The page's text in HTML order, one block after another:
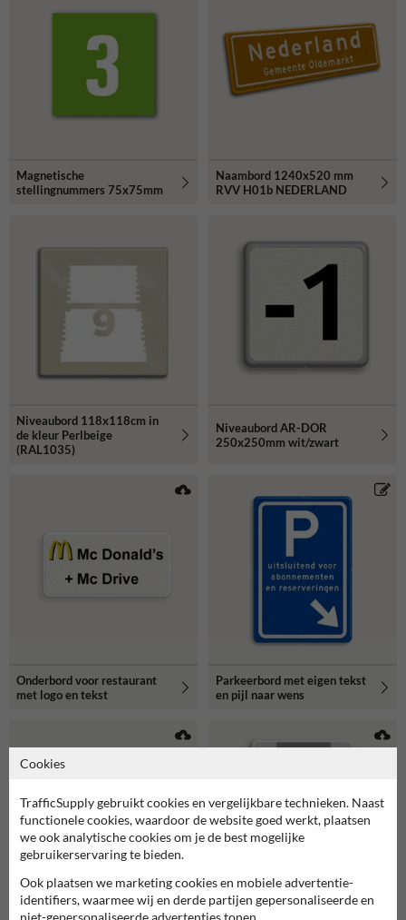
Magnetische
stellingnummers 75x75mm
Naambord 1240x520 mm
RVV H01b NEDERLAND
Niveaubord 118x118cm in
de kleur Perlbeige
(RAL1035)
Niveaubord AR-DOR
250x250mm wit/zwart
Onderbord voor restaurant
met logo en tekst
Parkeerbord met eigen tekst
en pijl naar wens
Cookies
TrafficSupply gebruikt cookies en vergelijkbare technieken. Naast
functionele cookies, waardoor de website goed werkt, plaatsen
we ook analytische cookies om je de best mogelijke
gebruikerservaring te bieden.
Ook plaatsen we marketing cookies en mobiele advertentie-
identifiers, waarmee wij en derde partijen gepersonaliseerde en
niet-gepersonaliseerde advertenties tonen